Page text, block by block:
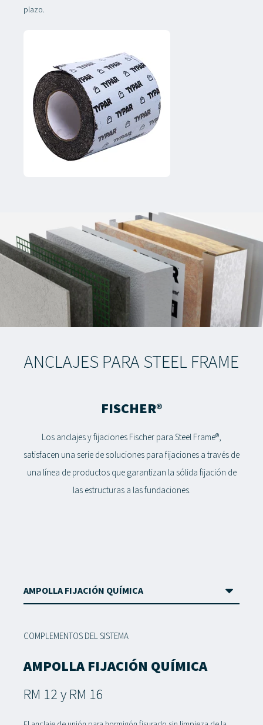
plazo.
ANCLAJES PARA STEEL FRAME
FISCHER®
Los anclajes y fijaciones Fischer para Steel Frame®,
satisfacen una serie de soluciones para fijaciones a través de
una línea de productos que garantizan la sólida fijación de
las estructuras a las fundaciones.
COMPLEMENTOS DEL SISTEMA
AMPOLLA FIJACIÓN QUÍMICA
RM 12 y RM 16